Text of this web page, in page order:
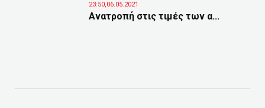
23:50,06.05.2021
Ανατροπή στις τιμές των α...